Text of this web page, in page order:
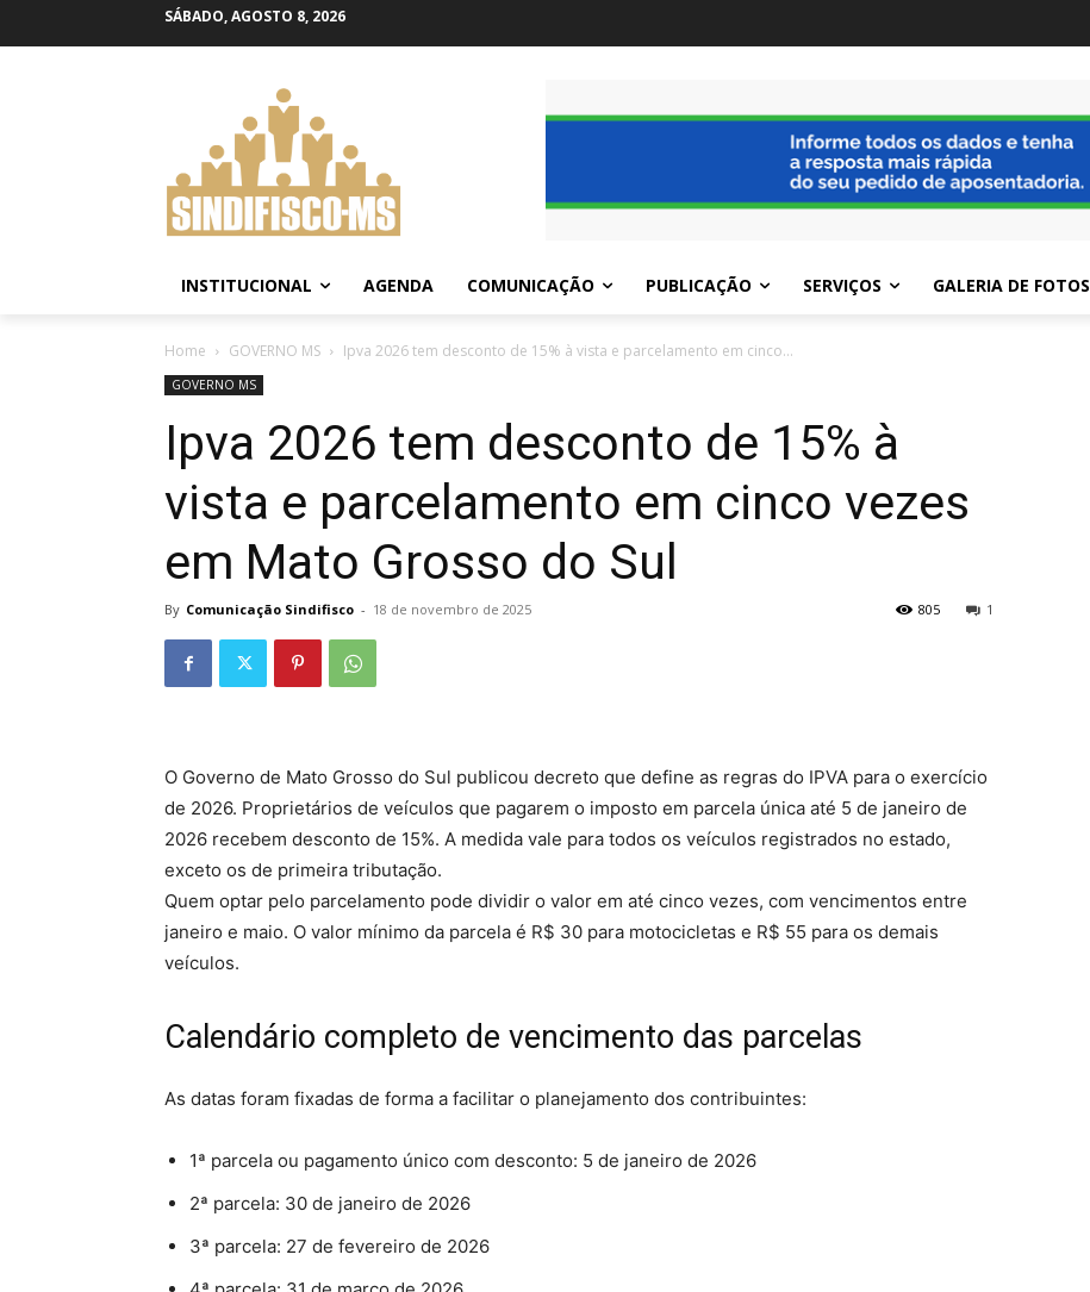
SÁBADO, AGOSTO 8, 2026
INSTITUCIONAL AGENDA COMUNICAÇÃO PUBLICAÇÃO SERVIÇOS GALERIA DE FOTOS
Home GOVERNO MS Ipva 2026 tem desconto de 15% à vista e parcelamento em cinco...
GOVERNO MS
Ipva 2026 tem desconto de 15% à
vista e parcelamento em cinco vezes
em Mato Grosso do Sul
By Comunicação Sindifisco - 18 de novembro de 2025 1
805
O Governo de Mato Grosso do Sul publicou decreto que define as regras do IPVA para o exercício
de 2026. Proprietários de veículos que pagarem o imposto em parcela única até 5 de janeiro de
2026 recebem desconto de 15%. A medida vale para todos os veículos registrados no estado,
exceto os de primeira tributação.
Quem optar pelo parcelamento pode dividir o valor em até cinco vezes, com vencimentos entre
janeiro e maio. O valor mínimo da parcela é R$ 30 para motocicletas e R$ 55 para os demais
veículos.
Calendário completo de vencimento das parcelas
As datas foram fixadas de forma a facilitar o planejamento dos contribuintes:
1ª parcela ou pagamento único com desconto: 5 de janeiro de 2026
2ª parcela: 30 de janeiro de 2026
3ª parcela: 27 de fevereiro de 2026